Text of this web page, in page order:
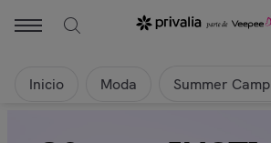
Inicio Moda Summer Camp